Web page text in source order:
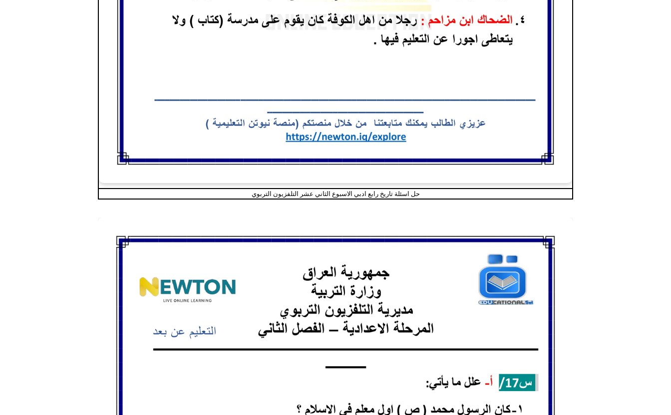
حل اسئلة تاريخ رابع ادبي الاسبوع الثاني عشر التلفزيون التربوي